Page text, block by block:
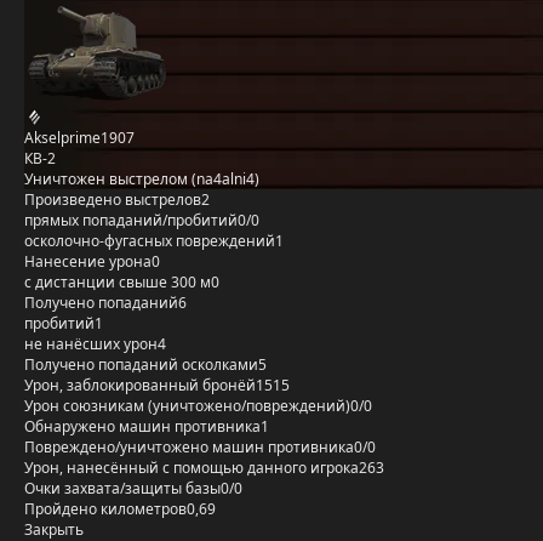
Akselprime1907
КВ-2
Уничтожен выстрелом (na4alni4)
Произведено выстрелов2
прямых попаданий/пробитий0/0
осколочно-фугасных повреждений1
Нанесение урона0
с дистанции свыше 300 м0
Получено попаданий6
пробитий1
не нанёсших урон4
Получено попаданий осколками5
Урон, заблокированный бронёй1515
Урон союзникам (уничтожено/повреждений)0/0
Обнаружено машин противника1
Повреждено/уничтожено машин противника0/0
Урон, нанесённый с помощью данного игрока263
Очки захвата/защиты базы0/0
Пройдено километров0,69
Закрыть